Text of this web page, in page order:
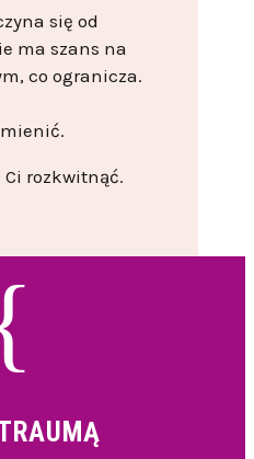
się od
ma szans na
co ogranicza.
Ci rozkwitnąć.